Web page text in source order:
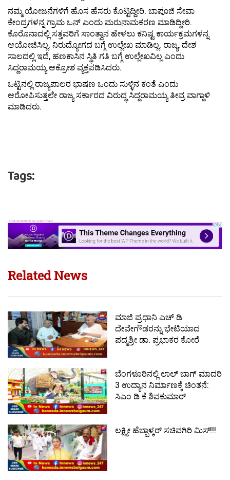
ನಮ್ಮ ಯೋಜನೆಗಳಿಗೆ ಹೊಸ ಹೆಸರು ಕೊಟ್ಟಿದ್ದೀರಿ. ಬಾಪೂಜಿ ಸೇವಾ
ಕೇಂದ್ರಗಳನ್ನ ಗ್ರಾಮ ಒನ್ ಎಂದು ಮರುನಾಮಕರಣ ಮಾಡಿದ್ದೀರಿ.
ಕೊರೊನಾದಲ್ಲಿ ಸತ್ತವರಿಗೆ ಸಾಂತ್ವಾನ ಹೇಳಲು ಕನಿಷ್ಟ ಕಾರ್ಯಕ್ರಮಗಳನ್ನ
ಆಯೋಜಿಸಿಲ್ಲ. ನಿರುದ್ಯೋಗದ ಬಗ್ಗೆ ಉಲ್ಲೇಖ ಮಾಡಿಲ್ಲ. ರಾಜ್ಯ, ದೇಶ
ಸಾಲದಲ್ಲಿ ಇದೆ, ಹಣಕಾಸಿನ ಸ್ಥಿತಿ ಗತಿ ಬಗ್ಗೆ ಉಲ್ಲೇಖವಿಲ್ಲ ಎಂದು
ಸಿದ್ದರಾಮಯ್ಯ ಆಕ್ರೋಶ ವ್ಯಕ್ತಪಡಿಸಿದರು.
ಒಟ್ಟಿನಲ್ಲಿ ರಾಜ್ಯಪಾಲರ ಭಾಷಣ ಒಂದು ಸುಳ್ಳಿನ ಕಂತೆ ಎಂದು
ಆರೋಪಿಸುತ್ತಲೇ ರಾಜ್ಯ ಸರ್ಕಾರದ ವಿರುದ್ಧ ಸಿದ್ದರಾಮಯ್ಯ ತೀವ್ರ ವಾಗ್ದಾಳಿ
ಮಾಡಿದರು.
Tags:
Related News
ಮಾಜಿ ಪ್ರಧಾನಿ ಎಚ್ ಡಿ
ದೇವೇಗೌಡರನ್ನು ಭೇಟಿಯಾದ
ಪದ್ಮಶ್ರೀ ಡಾ. ಪ್ರಭಾಕರ ಕೋರೆ
ಬೆಂಗಳೂರಿನಲ್ಲಿ ಲಾಲ್ ಬಾಗ್ ಮಾದರಿ
3 ಉದ್ಯಾನ ನಿರ್ಮಾಣಕ್ಕೆ ಚಿಂತನೆ:
ಸಿಎಂ ಡಿ ಕೆ ಶಿವಕುಮಾರ್
ಲಕ್ಷ್ಮೀ ಹೆಬ್ಬಾಳ್ಕರ್ ಸಚಿವಗಿರಿ ಮಿಸ್‌!!!